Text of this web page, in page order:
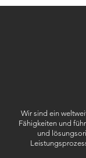
Wir sind ein
Fähigkeiten und
und